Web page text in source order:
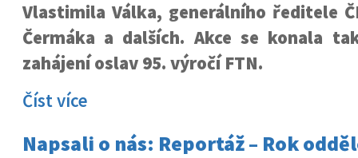
Vlastimila Válka, generálního ředitele
Čermáka a dalších. Akce se konala
zahájení oslav 95. výročí FTN.
Číst více
Napsali o nás: Reportáž – Rok